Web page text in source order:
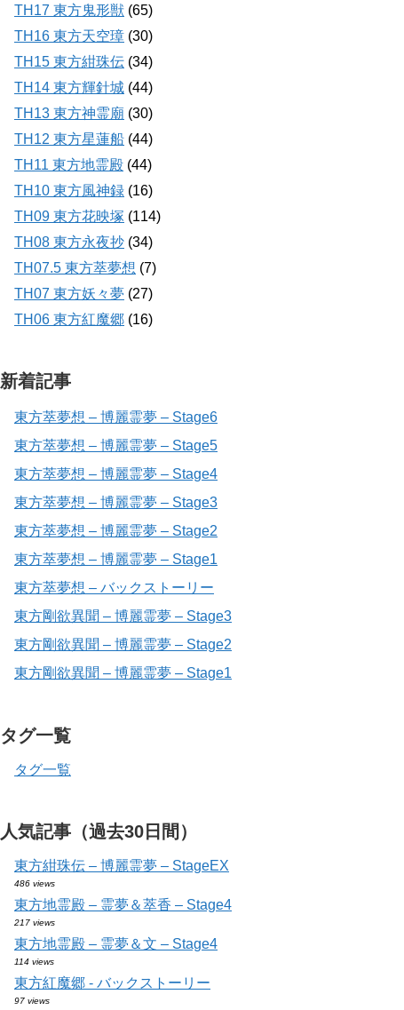
TH17 東方鬼形獣 (65)
TH16 東方天空璋 (30)
TH15 東方紺珠伝 (34)
TH14 東方輝針城 (44)
TH13 東方神霊廟 (30)
TH12 東方星蓮船 (44)
TH11 東方地霊殿 (44)
TH10 東方風神録 (16)
TH09 東方花映塚 (114)
TH08 東方永夜抄 (34)
TH07.5 東方萃夢想 (7)
TH07 東方妖々夢 (27)
TH06 東方紅魔郷 (16)
新着記事
東方萃夢想 – 博麗霊夢 – Stage6
東方萃夢想 – 博麗霊夢 – Stage5
東方萃夢想 – 博麗霊夢 – Stage4
東方萃夢想 – 博麗霊夢 – Stage3
東方萃夢想 – 博麗霊夢 – Stage2
東方萃夢想 – 博麗霊夢 – Stage1
東方萃夢想 – バックストーリー
東方剛欲異聞 – 博麗霊夢 – Stage3
東方剛欲異聞 – 博麗霊夢 – Stage2
東方剛欲異聞 – 博麗霊夢 – Stage1
タグ一覧
タグ一覧
人気記事（過去30日間）
東方紺珠伝 – 博麗霊夢 – StageEX
486 views
東方地霊殿 – 霊夢＆萃香 – Stage4
217 views
東方地霊殿 – 霊夢＆文 – Stage4
114 views
東方紅魔郷 - バックストーリー
97 views